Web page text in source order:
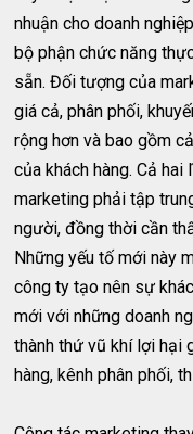
nhuận cho doanh
bộ phận chức năng
sẵn. Đối tượng của
giá cả, phân phối,
rộng hơn và bao gồm
của khách hàng. Cả
marketing phải tập
người, đồng thời cần
Những yếu tố mới này
công ty tạo nên sự
mới với những doanh
thành thứ vũ khí lợi hại
hàng, kênh phân phối,